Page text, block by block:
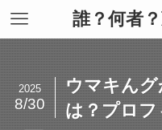
誰？何者
ウマキん
は？プロフ
2025
8/30